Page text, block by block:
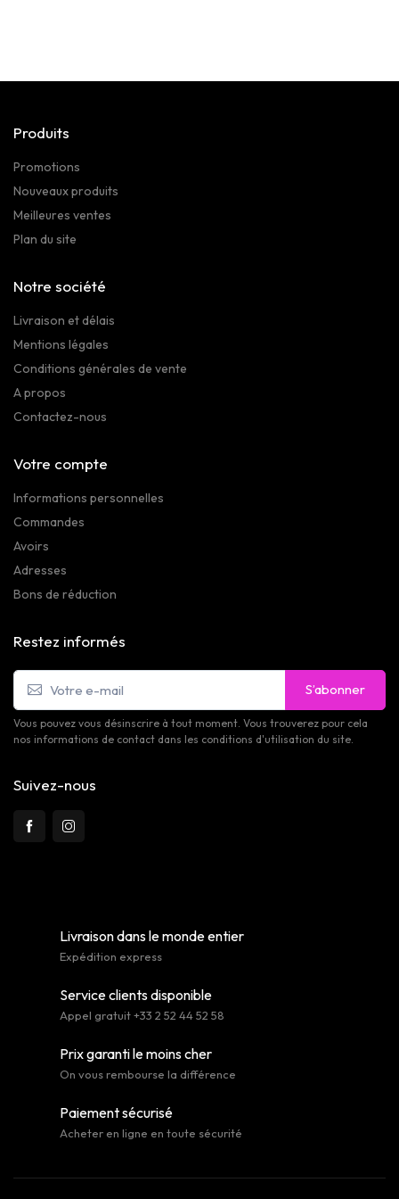
Produits
Promotions
Nouveaux produits
Meilleures ventes
Plan du site
Notre société
Livraison et délais
Mentions légales
Conditions générales de vente
A propos
Contactez-nous
Votre compte
Informations personnelles
Commandes
Avoirs
Adresses
Bons de réduction
Restez informés
S’abonner
Vous pouvez vous désinscrire à tout moment. Vous trouverez pour cela
nos informations de contact dans les conditions d'utilisation du site.
Suivez-nous
Livraison dans le monde entier
Expédition express
Service clients disponible
Appel gratuit +33 2 52 44 52 58
Prix garanti le moins cher
On vous rembourse la différence
Paiement sécurisé
Acheter en ligne en toute sécurité